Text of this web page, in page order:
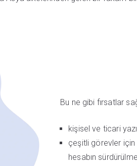
Bu ne gibi fırsatlar
kişisel ve ticari
çeşitli görevler
hesabın